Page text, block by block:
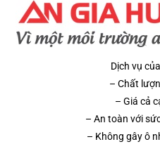
Dịch vụ
– Chất
– Giá cả
– An toàn với
– Không gây ô